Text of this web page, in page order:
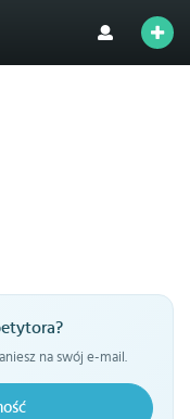
na swój e-mail.